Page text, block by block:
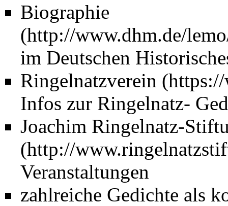
Biographie
im Deutschen
Ringelnatzverein
Infos zur Ringelnatz-
Joachim Ringelnatz-
Veranstaltungen
zahlreiche Gedichte als